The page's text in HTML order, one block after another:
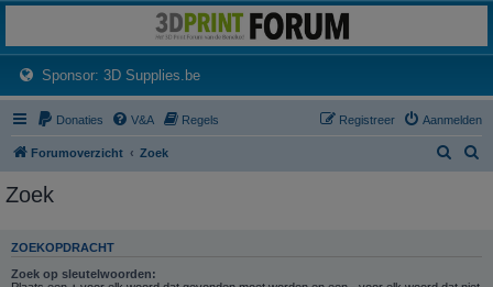
Het 3D print forum van de Benelux na de sluiting van 3dprintforum.nl
Sponsor: 3D Supplies.be(Opens a new tab)
Donaties V&A Regels Aanmelden
Registreer
Forumoverzicht Zoek
Zoek
ZOEKOPDRACHT
Zoek op sleutelwoorden: